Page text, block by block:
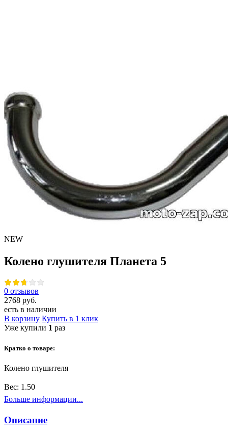
NEW
Колено глушителя Планета 5
0 отзывов
2768 руб.
есть в наличии
В корзину Купить в 1 клик
Уже купили 1 раз
Кратко о товаре:
Колено глушителя
Вес: 1.50
Больше информации...
Описание